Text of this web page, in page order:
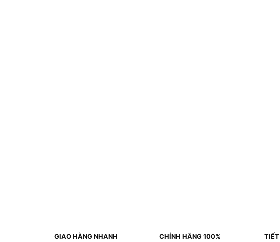
GIAO HÀNG NHANH
CHÍNH HÃNG 100%